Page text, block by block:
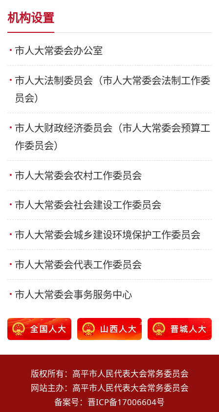
机构设置
市人大常委会办公室
市人大法制委员会（市人大常委会法制工作委
员会）
市人大财政经济委员会（市人大常委会预算工
作委员会）
市人大常委会农村工作委员会
市人大常委会社会建设工作委员会
市人大常委会城乡建设环境保护工作委员会
市人大常委会代表工作委员会
市人大常委会事务服务中心
版权所有：高平市人民代表大会常务委员会
网站主办：高平市人民代表大会常务委员会
备案号： 晋ICP备17006604号